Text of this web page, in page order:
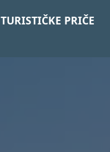
TURISTIČKE PRIČE